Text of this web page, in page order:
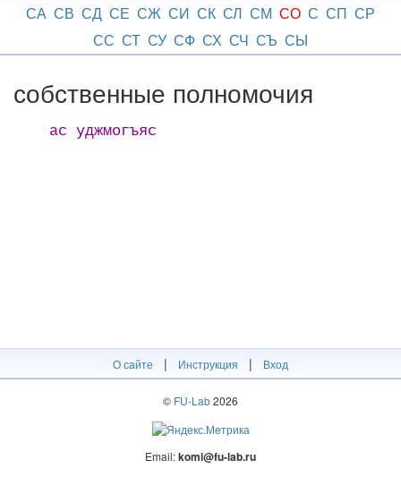
СА СВ СД СЕ СЖ СИ СК СЛ СМ СО С СП СР
СС СТ СУ СФ СХ СЧ СЪ СЫ
собственные полномочия
ас уджмогъяс
О сайте | Инструкция | Вход
© FU-Lab2026
Email:komi@fu-lab.ru